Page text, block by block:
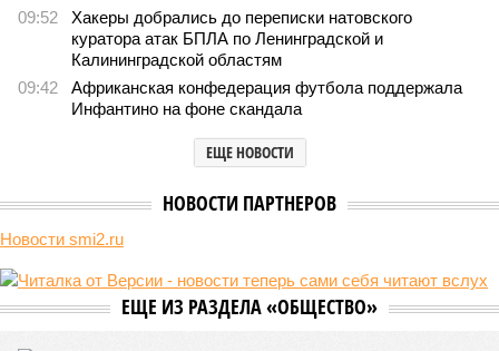
09:52
Хакеры добрались до переписки натовского
куратора атак БПЛА по Ленинградской и
Калининградской областям
09:42
Африканская конфедерация футбола поддержала
Инфантино на фоне скандала
ЕЩЕ НОВОСТИ
НОВОСТИ ПАРТНЕРОВ
Новости smi2.ru
ЕЩЕ ИЗ РАЗДЕЛА «ОБЩЕСТВО»